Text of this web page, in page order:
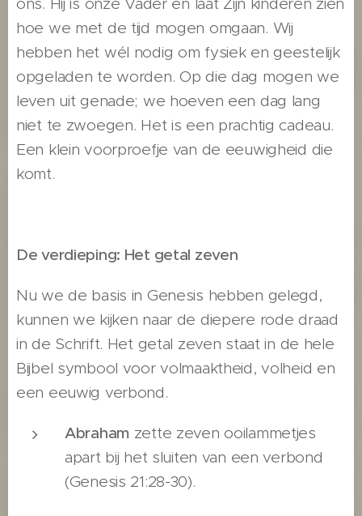
hoe we met de tijd mogen omgaan. Wij
hebben het wél nodig om fysiek en geestelijk
opgeladen te worden. Op die dag mogen we
leven uit genade; we hoeven een dag lang
niet te zwoegen. Het is een prachtig cadeau.
Een klein voorproefje van de eeuwigheid die
komt.
De verdieping: Het getal zeven
Nu we de basis in Genesis hebben gelegd,
kunnen we kijken naar de diepere rode draad
in de Schrift. Het getal zeven staat in de hele
Bijbel symbool voor volmaaktheid, volheid en
een eeuwig verbond.
Abraham zette zeven ooilammetjes
apart bij het sluiten van een verbond
(Genesis 21:28-30).